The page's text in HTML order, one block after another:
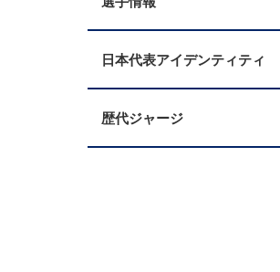
日本代表アイデンティティ
歴代ジャージ